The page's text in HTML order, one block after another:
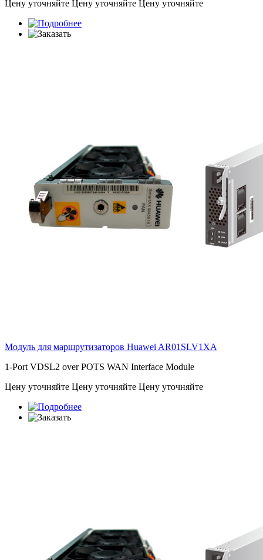
Цену уточняйте Цену уточняйте Цену уточняйте
Модуль для маршрутизаторов Huawei AR01SLV1XA
1-Port VDSL2 over POTS WAN Interface Module
Цену уточняйте Цену уточняйте Цену уточняйте